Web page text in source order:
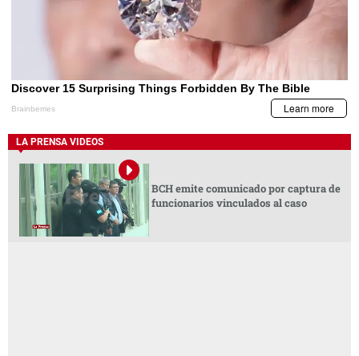
LA PRENSA VIDEOS
BCH emite comunicado por captura de
funcionarios vinculados al caso